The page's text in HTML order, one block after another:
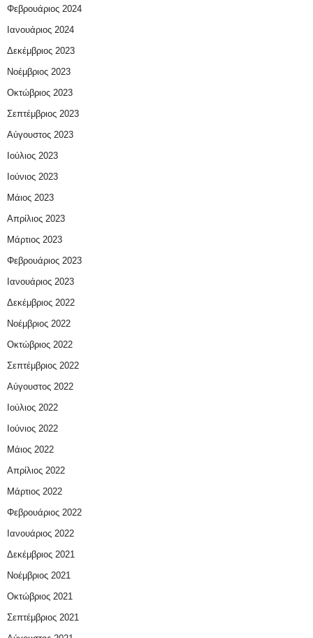
Φεβρουάριος 2024
Ιανουάριος 2024
Δεκέμβριος 2023
Νοέμβριος 2023
Οκτώβριος 2023
Σεπτέμβριος 2023
Αύγουστος 2023
Ιούλιος 2023
Ιούνιος 2023
Μάιος 2023
Απρίλιος 2023
Μάρτιος 2023
Φεβρουάριος 2023
Ιανουάριος 2023
Δεκέμβριος 2022
Νοέμβριος 2022
Οκτώβριος 2022
Σεπτέμβριος 2022
Αύγουστος 2022
Ιούλιος 2022
Ιούνιος 2022
Μάιος 2022
Απρίλιος 2022
Μάρτιος 2022
Φεβρουάριος 2022
Ιανουάριος 2022
Δεκέμβριος 2021
Νοέμβριος 2021
Οκτώβριος 2021
Σεπτέμβριος 2021